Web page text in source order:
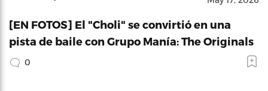
[EN FOTOS] El "Choli" se convirtió en una
pista de baile con Grupo Manía: The Originals
0